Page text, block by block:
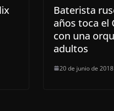
Baterista
años toca el
con una
adultos
20 de junio de 2018